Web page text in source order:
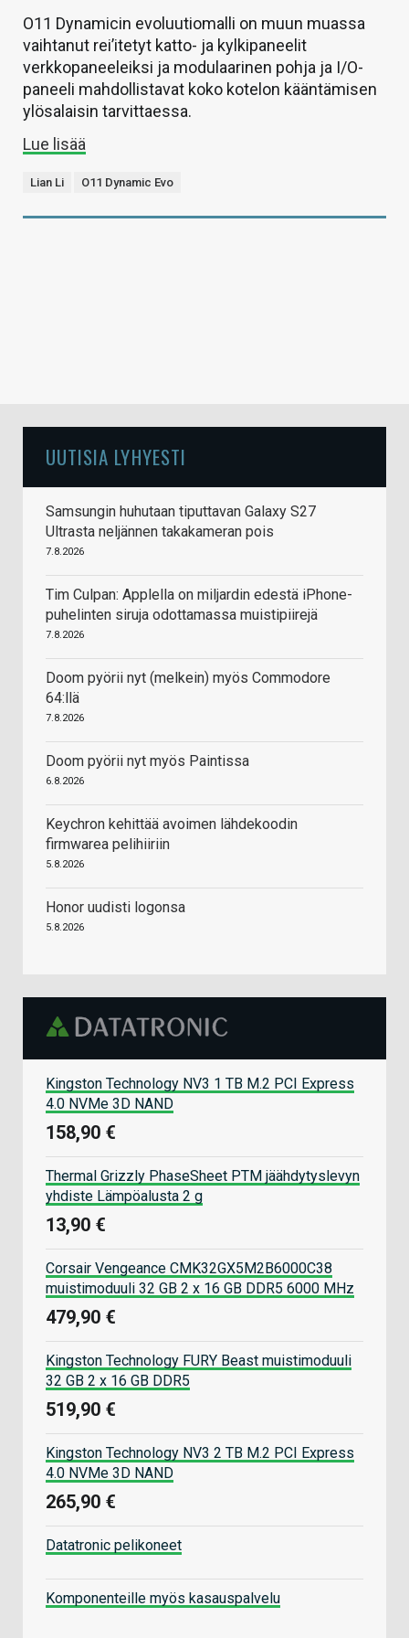
O11 Dynamicin evoluutiomalli on muun muassa
vaihtanut rei’itetyt katto- ja kylkipaneelit
verkkopaneeleiksi ja modulaarinen pohja ja I/O-
paneeli mahdollistavat koko kotelon kääntämisen
ylösalaisin tarvittaessa.
Lue lisää
Lian Li O11 Dynamic Evo
UUTISIA LYHYESTI
Samsungin huhutaan tiputtavan Galaxy S27
Ultrasta neljännen takakameran pois
7.8.2026
Tim Culpan: Applella on miljardin edestä iPhone-
puhelinten siruja odottamassa muistipiirejä
7.8.2026
Doom pyörii nyt (melkein) myös Commodore
64:llä
7.8.2026
Doom pyörii nyt myös Paintissa
6.8.2026
Keychron kehittää avoimen lähdekoodin
firmwarea pelihiiriin
5.8.2026
Honor uudisti logonsa
5.8.2026
Kingston Technology NV3 1 TB M.2 PCI Express
4.0 NVMe 3D NAND
158,90 €
Thermal Grizzly PhaseSheet PTM jäähdytyslevyn
yhdiste Lämpöalusta 2 g
13,90 €
Corsair Vengeance CMK32GX5M2B6000C38
muistimoduuli 32 GB 2 x 16 GB DDR5 6000 MHz
479,90 €
Kingston Technology FURY Beast muistimoduuli
32 GB 2 x 16 GB DDR5
519,90 €
Kingston Technology NV3 2 TB M.2 PCI Express
4.0 NVMe 3D NAND
265,90 €
Datatronic pelikoneet
Komponenteille myös kasauspalvelu